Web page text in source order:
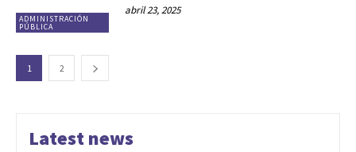
ADMINISTRACIÓN
PÚBLICA
abril 23, 2025
1 2
Latest news